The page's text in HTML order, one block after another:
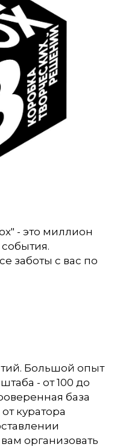
- это миллион
заботы с вас по
Большой опыт
- от 100 до
база
куратора
организовать